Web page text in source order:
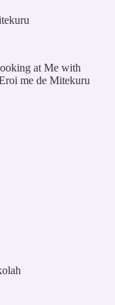
at Me with
me de Mitekuru